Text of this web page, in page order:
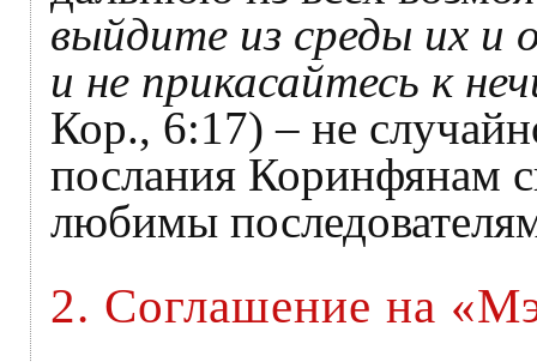
выйдите из среды их и
и не прикасайтесь к
Кор., 6:17) – не
послания Коринфянам
любимы
2. Соглашение на